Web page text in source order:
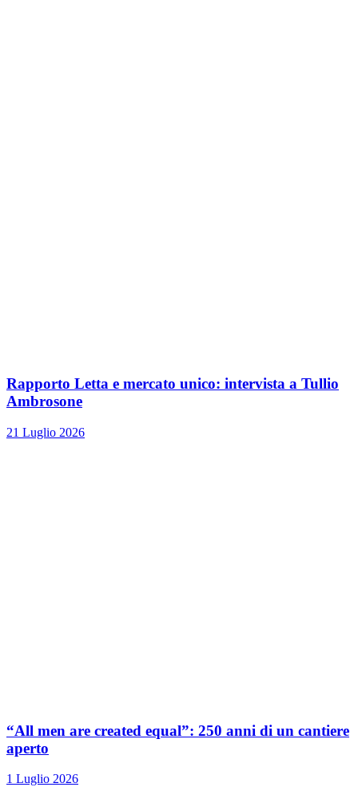
Rapporto Letta e mercato unico: intervista a Tullio
Ambrosone
21 Luglio 2026
“All men are created equal”: 250 anni di un cantiere
aperto
1 Luglio 2026